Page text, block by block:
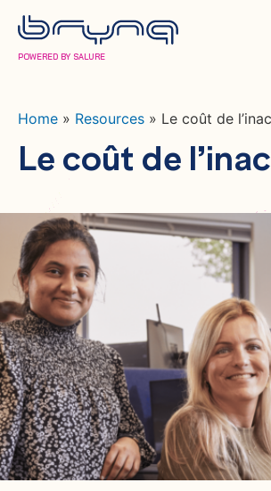
POWERED BY SALURE
Home » Resources » Le coût de
Le coût de